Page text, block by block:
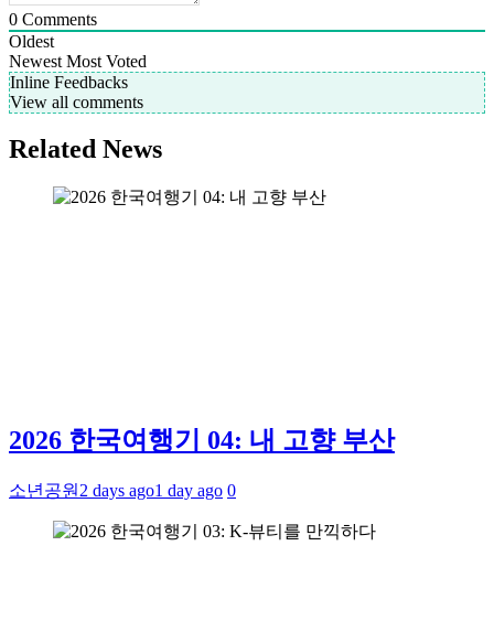
0 Comments
Oldest
Newest Most Voted
Inline Feedbacks
View all comments
Related News
2026 한국여행기 04: 내 고향 부산
소년공원 2 days ago1 day ago 0